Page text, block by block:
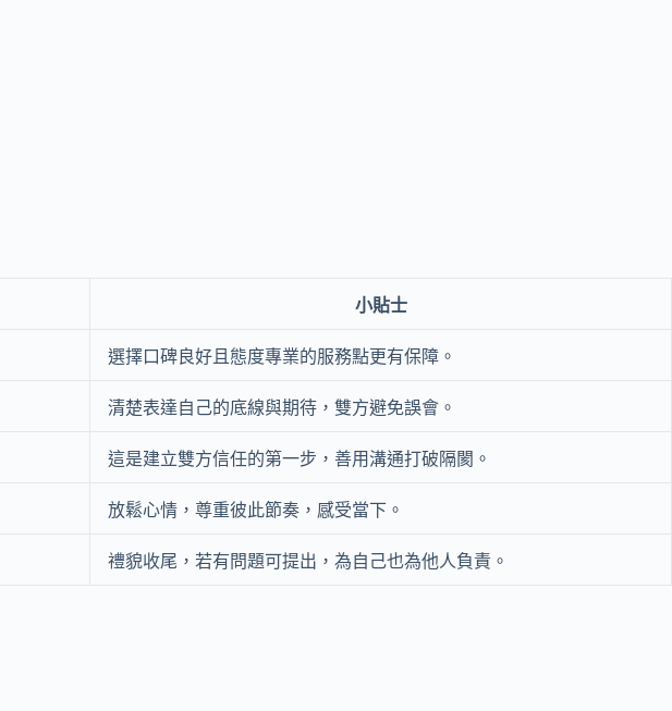
小貼士
選擇口碑良好且態度專業的服務點更有保障。
清楚表達自己的底線與期待，雙方避免誤會。
這是建立雙方信任的第一步，善用溝通打破隔閡。
放鬆心情，尊重彼此節奏，感受當下。
禮貌收尾，若有問題可提出，為自己也為他人負責。